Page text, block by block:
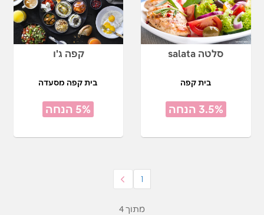
סלטה salata
בית קפה
3.5% הנחה
קפה ג'ו
בית קפה מסעדה
5% הנחה
1
מתוך 4